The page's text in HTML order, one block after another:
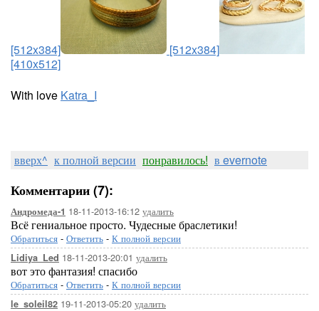
[512x384]
[512x384]
[410x512]
With love Katra_I
вверх^ к полной версии понравилось! в evernote
Комментарии (7):
Андромеда-1 18-11-2013-16:12 удалить
Всё гениальное просто. Чудесные браслетики!
Обратиться - Ответить - К полной версии
Lidiya_Led 18-11-2013-20:01 удалить
вот это фантазия! спасибо
Обратиться - Ответить - К полной версии
le_soleil82 19-11-2013-05:20 удалить